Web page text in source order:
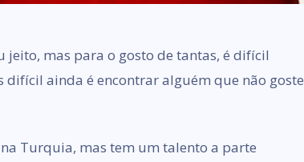
jeito, mas para o gosto de tantas, é difícil
ainda é encontrar alguém que não goste
Turquia, mas tem um talento a parte